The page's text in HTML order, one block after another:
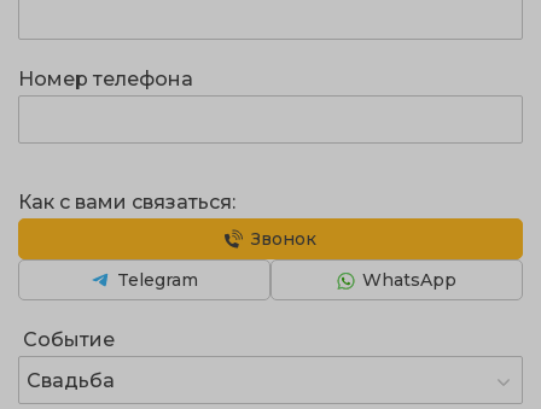
Номер телефона
Событие
Свадьба
Как с вами связаться:
Звонок
WhatsApp
Telegram